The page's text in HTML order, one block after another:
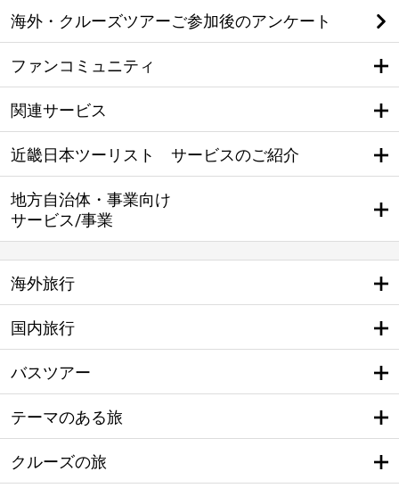
海外・クルーズツアーご参加後のアンケート
ファンコミュニティ
関連サービス
近畿日本ツーリスト サービスのご紹介
地方自治体・事業向け
サービス/事業
海外旅行
国内旅行
バスツアー
テーマのある旅
クルーズの旅